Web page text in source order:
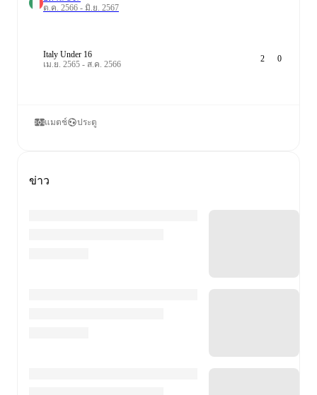
ต.ค. 2566 - มิ.ย. 2567
Italy Under 16
เม.ย. 2565 - ส.ค. 2566
2 0
แมตช์ ประตู
ข่าว